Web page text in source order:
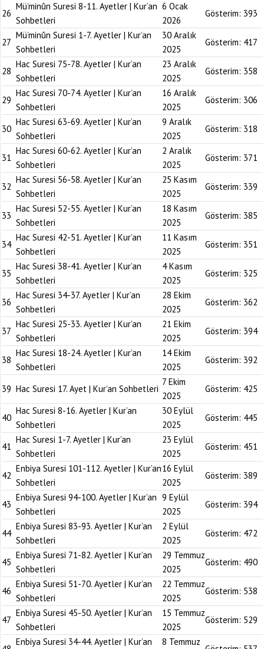
26
Mü’minûn Suresi 8-11. Ayetler | Kur’an
Sohbetleri
6 Ocak
2026
Gösterim: 393
27
Mü’minûn Suresi 1-7. Ayetler | Kur’an
Sohbetleri
30 Aralık
2025
Gösterim: 417
28
Hac Suresi 75-78. Ayetler | Kur’an
Sohbetleri
23 Aralık
2025
Gösterim: 358
29
Hac Suresi 70-74. Ayetler | Kur’an
Sohbetleri
16 Aralık
2025
Gösterim: 306
30
Hac Suresi 63-69. Ayetler | Kur’an
Sohbetleri
9 Aralık
2025
Gösterim: 318
31
Hac Suresi 60-62. Ayetler | Kur’an
Sohbetleri
2 Aralık
2025
Gösterim: 371
32
Hac Suresi 56-58. Ayetler | Kur’an
Sohbetleri
25 Kasım
2025
Gösterim: 339
33
Hac Suresi 52-55. Ayetler | Kur’an
Sohbetleri
18 Kasım
2025
Gösterim: 385
34
Hac Suresi 42-51. Ayetler | Kur’an
Sohbetleri
11 Kasım
2025
Gösterim: 351
35
Hac Suresi 38-41. Ayetler | Kur’an
Sohbetleri
4 Kasım
2025
Gösterim: 325
36
Hac Suresi 34-37. Ayetler | Kur’an
Sohbetleri
28 Ekim
2025
Gösterim: 362
37
Hac Suresi 25-33. Ayetler | Kur’an
Sohbetleri
21 Ekim
2025
Gösterim: 394
38
Hac Suresi 18-24. Ayetler | Kur’an
Sohbetleri
14 Ekim
2025
Gösterim: 392
39 Hac Suresi 17. Ayet | Kur’an Sohbetleri
7 Ekim
2025
Gösterim: 425
40
Hac Suresi 8-16. Ayetler | Kur’an
Sohbetleri
30 Eylül
2025
Gösterim: 445
41
Hac Suresi 1-7. Ayetler | Kur’an
Sohbetleri
23 Eylül
2025
Gösterim: 451
42
Enbiya Suresi 101-112. Ayetler | Kur’an
Sohbetleri
16 Eylül
2025
Gösterim: 389
43
Enbiya Suresi 94-100. Ayetler | Kur’an
Sohbetleri
9 Eylül
2025
Gösterim: 394
44
Enbiya Suresi 83-93. Ayetler | Kur’an
Sohbetleri
2 Eylül
2025
Gösterim: 472
45
Enbiya Suresi 71-82. Ayetler | Kur’an
Sohbetleri
29 Temmuz
2025
Gösterim: 490
46
Enbiya Suresi 51-70. Ayetler | Kur’an
Sohbetleri
22 Temmuz
2025
Gösterim: 538
47
Enbiya Suresi 45-50. Ayetler | Kur’an
Sohbetleri
15 Temmuz
2025
Gösterim: 529
Enbiya Suresi 34-44. Ayetler | Kur’an 8 Temmuz